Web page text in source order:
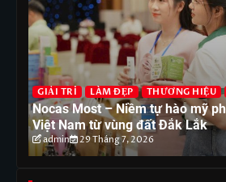
GIẢI TRÍ LÀM ĐẸP THƯƠNG HIỆU
Nocas Most – Niềm tự hào mỹ
Việt Nam từ vùng đất Đắk Lắk
admin 29 Tháng 7, 2026